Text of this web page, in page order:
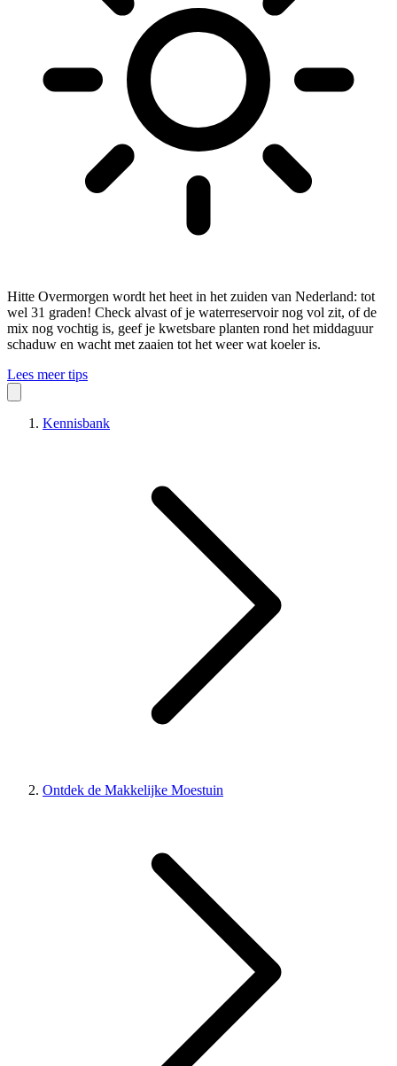
Hitte Overmorgen wordt het heet in het zuiden van Nederland: tot
wel 31 graden! Check alvast of je waterreservoir nog vol zit, of de
mix nog vochtig is, geef je kwetsbare planten rond het middaguur
schaduw en wacht met zaaien tot het weer wat koeler is.
Lees meer tips
Kennisbank
Ontdek de Makkelijke Moestuin